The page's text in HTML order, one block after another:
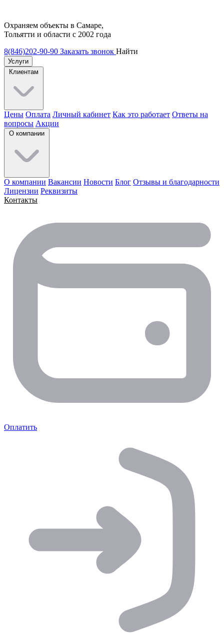
Охраняем объекты в Самаре,
Тольятти и области с 2002 года
8(846)202-90-90 Заказать звонок Найти
Услуги
Клиентам
Цены Оплата Личный кабинет Как это работает Ответы на
вопросы Акции
О компании
О компании Вакансии Новости Блог Отзывы и благодарности
Лицензии Реквизиты
Контакты
Оплатить